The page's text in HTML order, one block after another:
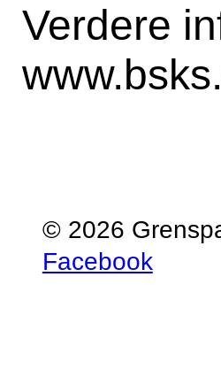
Verdere
© 2026
Facebook